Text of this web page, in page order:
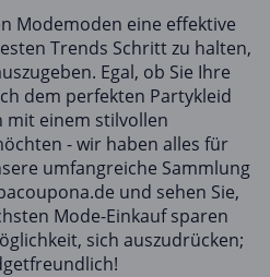
Modemoden eine effektive
Trends Schritt zu halten,
Egal, ob Sie Ihre
dem perfekten Partykleid
mit einem stilvollen
- wir haben alles für
umfangreiche Sammlung
und sehen Sie,
Mode-Einkauf sparen
sich auszudrücken;